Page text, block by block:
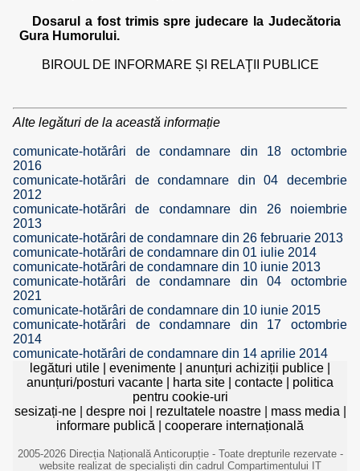
Dosarul a fost trimis spre judecare la Judecătoria
Gura Humorului.
BIROUL DE INFORMARE ȘI RELAŢII PUBLICE
Alte legături de la această informație
comunicate-hotărâri de condamnare din 18 octombrie
2016
comunicate-hotărâri de condamnare din 04 decembrie
2012
comunicate-hotărâri de condamnare din 26 noiembrie
2013
comunicate-hotărâri de condamnare din 26 februarie 2013
comunicate-hotărâri de condamnare din 01 iulie 2014
comunicate-hotărâri de condamnare din 10 iunie 2013
comunicate-hotărâri de condamnare din 04 octombrie
2021
comunicate-hotărâri de condamnare din 10 iunie 2015
comunicate-hotărâri de condamnare din 17 octombrie
2014
comunicate-hotărâri de condamnare din 14 aprilie 2014
legături utile
evenimente anunțuri achiziții publice
anunțuri/posturi vacante
harta site contacte
politica
pentru cookie-uri
sesizați-ne| despre noi rezultatele noastre| mass media
informare publică
cooperare internațională
2005-2026 Direcția Națională Anticorupție - Toate drepturile rezervate -
website realizat de specialiști din cadrul Compartimentului IT